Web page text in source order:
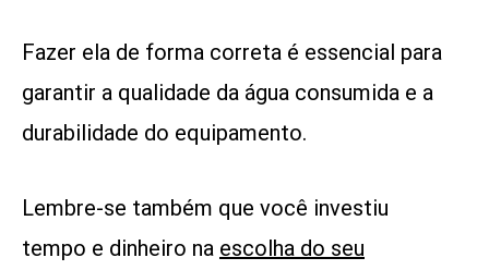
Fazer ela de forma correta é essencial para
garantir a qualidade da água consumida e a
durabilidade do equipamento.
Lembre-se também que você investiu
tempo e dinheiro na escolha do seu